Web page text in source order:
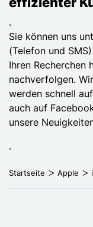
.
Sie können uns
(Telefon und
Ihren Recherchen
nachverfolgen.
werden schnell
auch auf
unsere
.
Startseite Apple